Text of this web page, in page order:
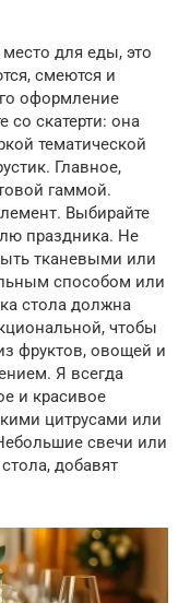
для еды, это
смеются и
оформление
скатерти: она
тематической
Главное,
гаммой.
Выбирайте
праздника. Не
тканевыми или
способом или
стола должна
чтобы
фруктов, овощей и
Я всегда
и красивое
цитрусами или
свечи или
добавят